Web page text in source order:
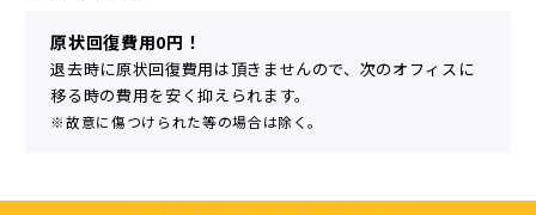
原状回復費用0円！
退去時に原状回復費用は頂きませんので、次のオフィスに
移る時の費用を安く抑えられます。
※故意に傷つけられた等の場合は除く。